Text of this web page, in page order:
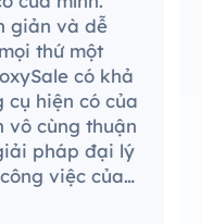
giản và dễ
thứ một
có khả
cụ hiện có của
vô cùng thuận
pháp đại lý
việc của